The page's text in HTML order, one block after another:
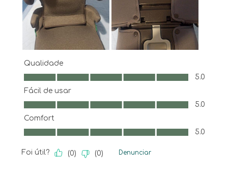
Qualidade
Qualidade, 5.0 em 5
5.0
Fácil de usar
Fácil de usar, 5.0 em 5
5.0
Comfort
Comfort, 5.0 em 5
5.0
Foi útil? (0) (0) Denunciar